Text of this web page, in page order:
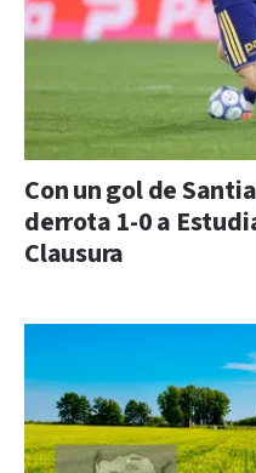
Con un gol de
derrota 1-0 a
Clausura